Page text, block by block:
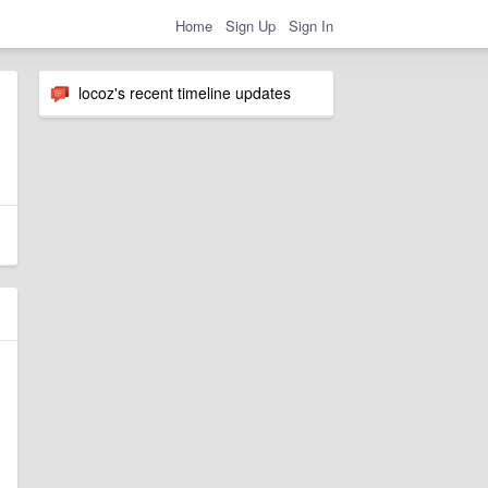
Home Sign Up Sign In
locoz's recent timeline updates